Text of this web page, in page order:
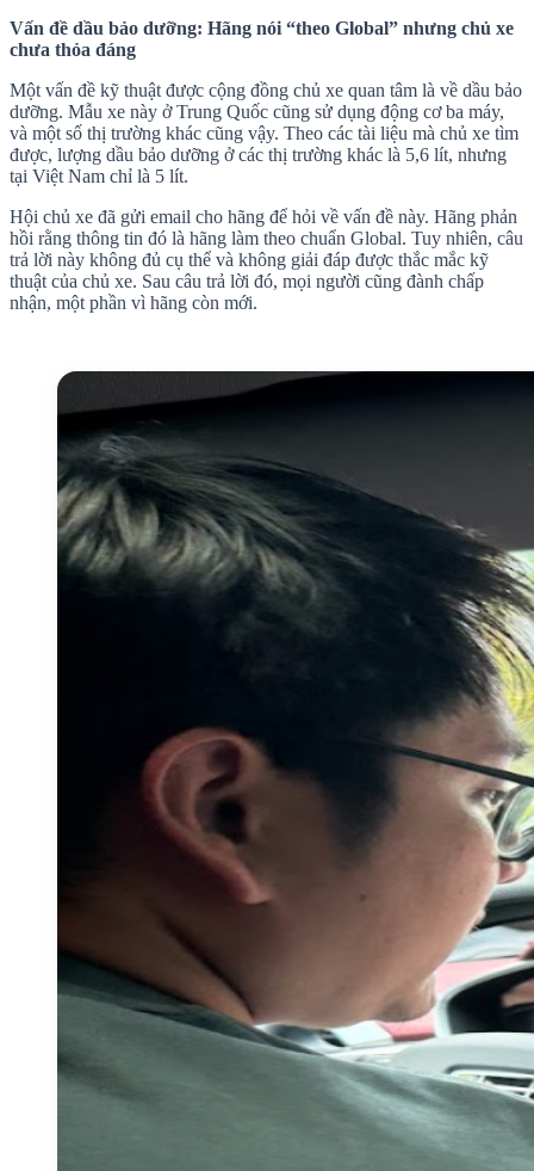
Vấn đề dầu bảo dưỡng: Hãng nói “theo Global” nhưng chủ xe
chưa thỏa đáng
Một vấn đề kỹ thuật được cộng đồng chủ xe quan tâm là về dầu bảo
dưỡng. Mẫu xe này ở Trung Quốc cũng sử dụng động cơ ba máy,
và một số thị trường khác cũng vậy. Theo các tài liệu mà chủ xe tìm
được, lượng dầu bảo dưỡng ở các thị trường khác là 5,6 lít, nhưng
tại Việt Nam chỉ là 5 lít.
Hội chủ xe đã gửi email cho hãng để hỏi về vấn đề này. Hãng phản
hồi rằng thông tin đó là hãng làm theo chuẩn Global. Tuy nhiên, câu
trả lời này không đủ cụ thể và không giải đáp được thắc mắc kỹ
thuật của chủ xe. Sau câu trả lời đó, mọi người cũng đành chấp
nhận, một phần vì hãng còn mới.